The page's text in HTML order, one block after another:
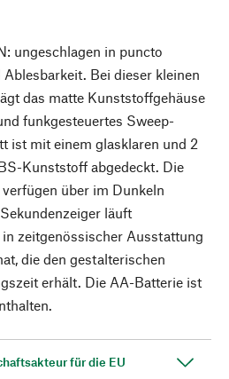
ungeschlagen in puncto
Bei dieser kleinen
das matte Kunststoffgehäuse
funkgesteuertes Sweep-
ist mit einem glasklaren und 2
Kunststoff abgedeckt. Die
über im Dunkeln
läuft
zeitgenössischer Ausstattung
die den gestalterischen
erhält. Die AA-Batterie ist
für die EU